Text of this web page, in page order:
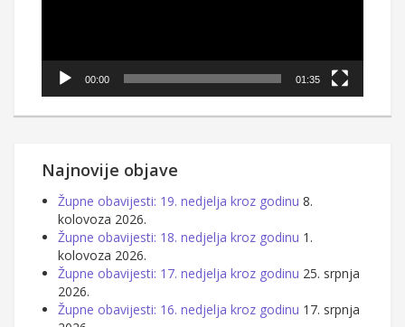
00:00 01:35
Najnovije objave
Župne obavijesti: 19. nedjelja kroz godinu 8.
kolovoza 2026.
Župne obavijesti: 18. nedjelja kroz godinu 1.
kolovoza 2026.
Župne obavijesti: 17. nedjelja kroz godinu 25. srpnja
2026.
Župne obavijesti: 16. nedjelja kroz godinu 17. srpnja